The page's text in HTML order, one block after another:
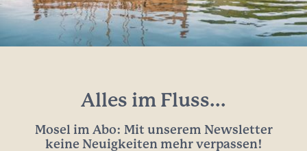
Alles im Fluss...
Mosel im Abo: Mit unserem Newsletter
keine Neuigkeiten mehr verpassen!